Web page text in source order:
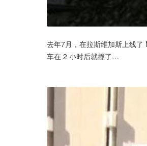
去年7月，在拉斯维加斯上线
车在 2 小时后就撞了…